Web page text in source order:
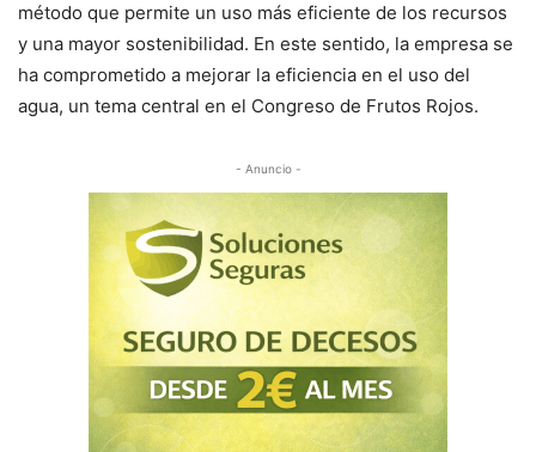
método que permite un uso más eficiente de los recursos
y una mayor sostenibilidad. En este sentido, la empresa se
ha comprometido a mejorar la eficiencia en el uso del
agua, un tema central en el Congreso de Frutos Rojos.
- Anuncio -